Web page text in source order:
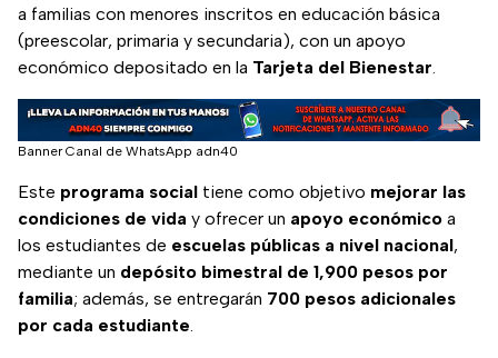
a familias con menores inscritos en educación básica
(preescolar, primaria y secundaria), con un apoyo
económico depositado en la Tarjeta del Bienestar.
Banner Canal de WhatsApp adn40
Este programa social tiene como objetivo mejorar las
condiciones de vida y ofrecer un apoyo económico a
los estudiantes de escuelas públicas a nivel nacional,
mediante un depósito bimestral de 1,900 pesos por
familia; además, se entregarán 700 pesos adicionales
por cada estudiante.